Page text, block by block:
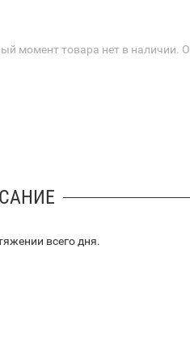
момент товара нет в наличии.
всего дня.